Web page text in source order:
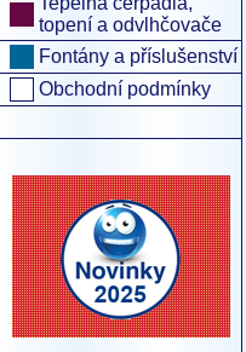
topení a odvlhčovače
Fontány a příslušenství
Obchodní podmínky